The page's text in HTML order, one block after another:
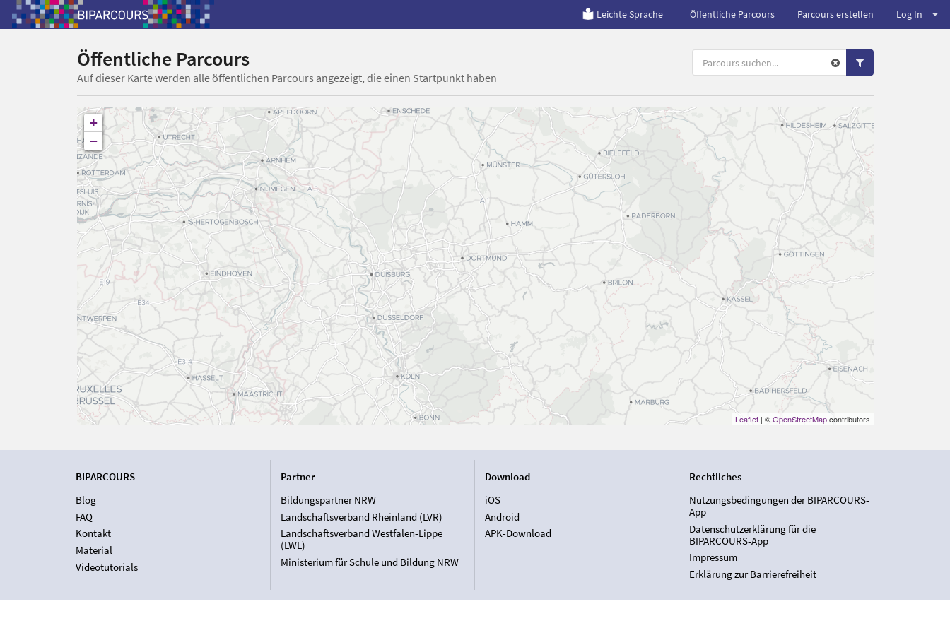
Leichte Sprache Öffentliche Parcours Parcours erstellen Log In
Öffentliche Parcours
Auf dieser Karte werden alle öffentlichen Parcours angezeigt, die einen Startpunkt haben
+
−
Leaflet| ©OpenStreetMapcontributors
BIPARCOURS
Blog
FAQ
Kontakt
Material
Videotutorials
Partner
Bildungspartner NRW
Landschaftsverband Rheinland (LVR)
Landschaftsverband Westfalen-Lippe
(LWL)
Ministerium für Schule und Bildung NRW
Download
iOS
Android
APK-Download
Rechtliches
Nutzungsbedingungen der BIPARCOURS-
App
Datenschutzerklärung für die
BIPARCOURS-App
Impressum
Erklärung zur Barrierefreiheit